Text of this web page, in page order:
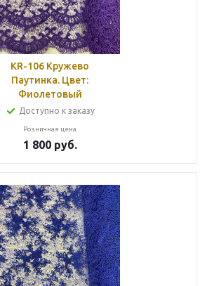
KR-106 Кружево
Паутинка. Цвет:
Фиолетовый
Доступно к заказу
Розничная цена
1 800руб.